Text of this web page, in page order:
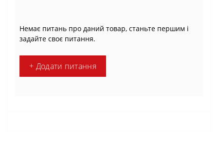
Немає питань про даний товар, станьте першим і
задайте своє питання.
+ Додати питання